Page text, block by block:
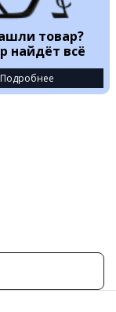
товар?
найдёт всё
Подробнее